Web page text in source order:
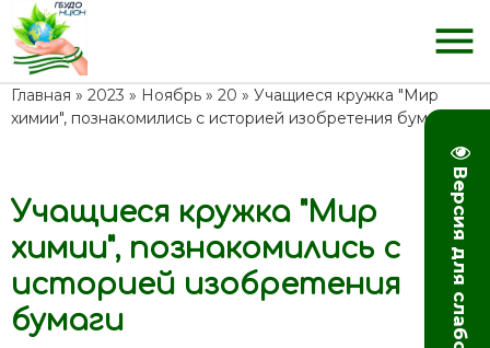
menu
Главная » 2023 » Ноябрь » 20 » Учащиеся кружка "Мир
химии", познакомились с историей изобретения бумаги
11:42
Учащиеся кружка "Мир
химии", познакомились с
историей изобретения
бумаги